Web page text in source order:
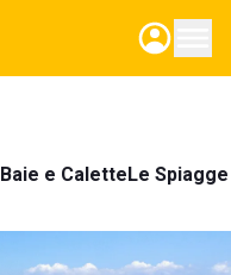
Baie e CaletteLe